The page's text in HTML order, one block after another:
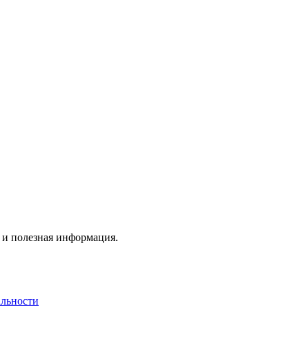
полезная информация.